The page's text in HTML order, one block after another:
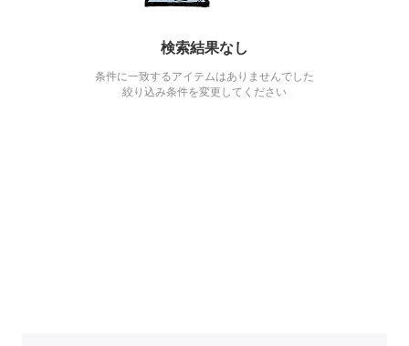
検索結果なし
条件に一致するアイテムはありませんでした
絞り込み条件を変更してください